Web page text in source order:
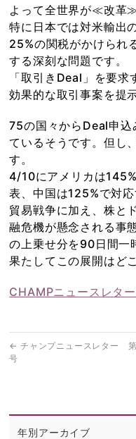
よって全世界が≪改革≫
特に日本では対米輸出
25%の関税がかけられ
する深刻な問題です。
「取引きDeal」を要求
効果的な取引事案を提
75の国々からDeal申込
ているそうです。但し
す。
4/10にアメリカは
表、中国は125%で対応
貿易戦争に加え、株と
融危機が懸念される事
の上乗せ分を90日間一
果たしてこの展開はど
CHAMPニュースレタ
← チャンプニュースレター
号
年別アーカイブ